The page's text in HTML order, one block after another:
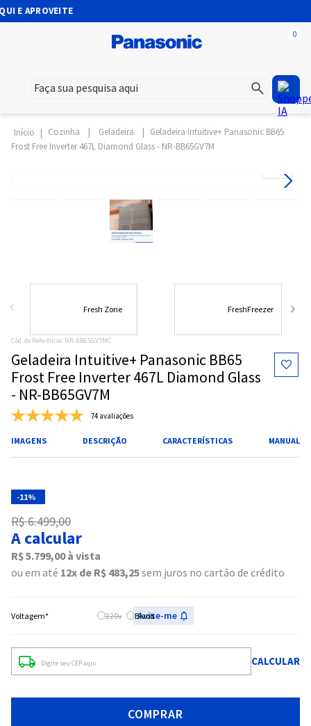
0
Cozinha Geladeira
Geladeira Intuitive+ Panasonic BB65
Frost Free Inverter 467L Diamond Glass - NR-BB65GV7M
Cód. de Referência: NR-BB65GV7MC
Geladeira Intuitive+ Panasonic BB65
Frost Free Inverter 467L Diamond Glass
- NR-BB65GV7M
74 avaliações
IMAGENS DESCRIÇÃO CARACTERÍSTICAS MANUAL
-11%
R$6.499,00
A calcular
R$5.799,00à vista
ou em até 12 R$ 483,25sem juros no cartão de crédito
220v Bivolt
COMPRAR